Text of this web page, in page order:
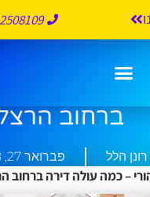
– כמה
ברחוב
רונן הלל פברואר 27, 2018
– כמה עולה דירה ברחוב